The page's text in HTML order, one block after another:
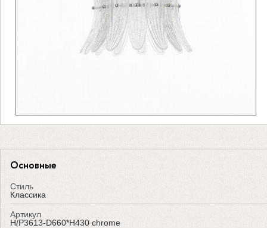
Основные
Стиль
Классика
Артикул
H/P3613-D660*H430 chrome